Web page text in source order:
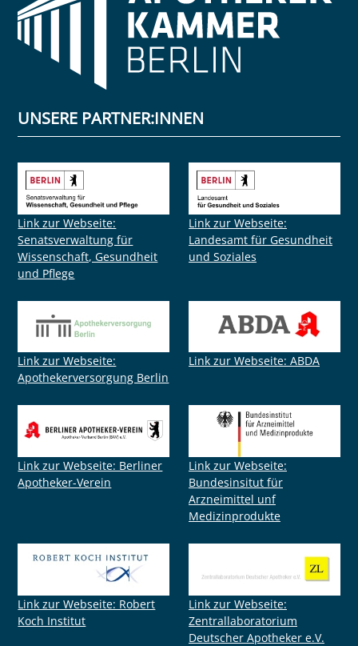
UNSERE PARTNER:INNEN
Link zur Webseite:
Senatsverwaltung für
Wissenschaft, Gesundheit
und Pflege
Link zur Webseite:
Landesamt für Gesundheit
und Soziales
Link zur Webseite:
Apothekerversorgung Berlin
Link zur Webseite: ABDA
Link zur Webseite: Berliner
Apotheker-Verein
Link zur Webseite:
Bundesinsitut für
Arzneimittel unf
Medizinprodukte
Link zur Webseite: Robert
Koch Institut
Link zur Webseite:
Zentrallaboratorium
Deutscher Apotheker e.V.